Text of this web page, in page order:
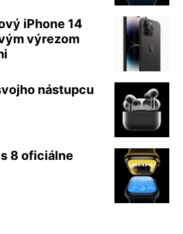
iPhone 14
výrezom
nástupcu
8 oficiálne